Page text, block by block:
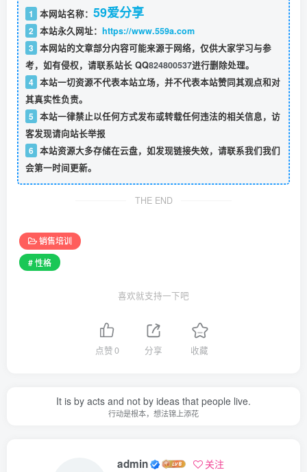
1 本网站名称： 59爱分享
2 本站永久网址： https://www.559a.com
3 本网站的文章部分内容可能来源于网络，仅供大家学习与参
考，如有侵权，请联系站长 QQ824800537进行删除处理。
4 本站一切资源不代表本站立场，并不代表本站赞同其观点和对
其真实性负责。
5 本站一律禁止以任何方式发布或转载任何违法的相关信息，访
客发现请向站长举报
6 本站资源大多存储在云盘，如发现链接失效，请联系我们我们
会第一时间更新。
THE END
销售培训
# 性格
喜欢就支持一下吧
点赞0 分享 收藏
It is by acts and not by ideas that people live.
行动是根本，想法锦上添花
admin 关注